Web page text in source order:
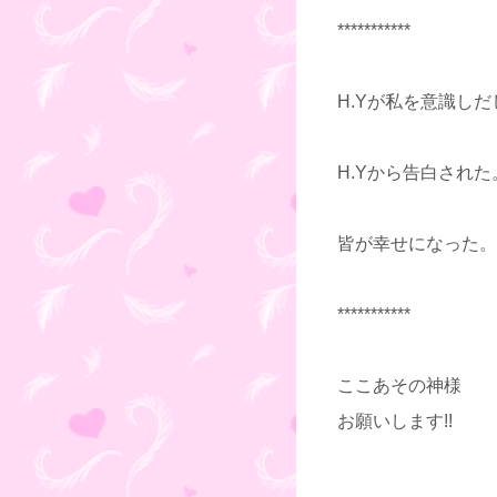
***********
H.Yが私を意識しだ
H.Yから告白された
皆が幸せになった。
***********
ここあその神様
お願いします!!